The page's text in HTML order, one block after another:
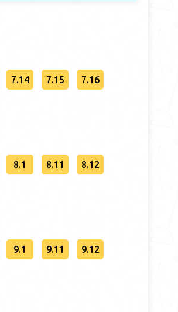
7.14 7.15 7.16
8.1 8.11 8.12
9.1 9.11 9.12